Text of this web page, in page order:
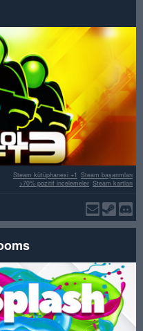
Steam başarımları
Steam kütüphanesi +1
Steam kartları
>70% pozitif incelemeler